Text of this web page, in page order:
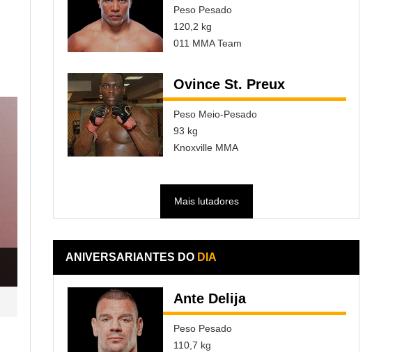
Peso Pesado
120,2 kg
011 MMA Team
Ovince St. Preux
Peso Meio-Pesado
93 kg
Knoxville MMA
Mais lutadores
ANIVERSARIANTES DO DIA
Ante Delija
Peso Pesado
110,7 kg